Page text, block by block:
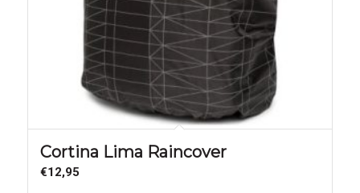
Cortina Lima Raincover
€12,95